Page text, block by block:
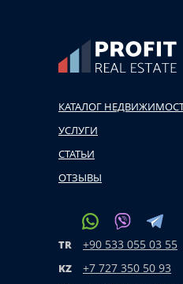
КАТАЛОГ
УСЛУГИ
СТАТЬИ
ОТЗЫВЫ
TR +90 533 055 03 55
KZ +7 727 350 50 93